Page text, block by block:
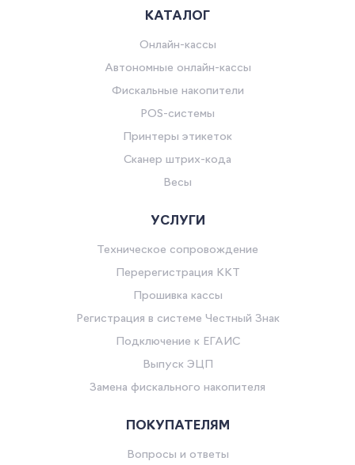
КАТАЛОГ
Онлайн-кассы
Автономные онлайн-кассы
Фискальные накопители
POS-системы
Принтеры этикеток
Сканер штрих-кода
Весы
УСЛУГИ
Техническое сопровождение
Перерегистрация ККТ
Прошивка кассы
Регистрация в системе Честный Знак
Подключение к ЕГАИС
Выпуск ЭЦП
Замена фискального накопителя
ПОКУПАТЕЛЯМ
Вопросы и ответы